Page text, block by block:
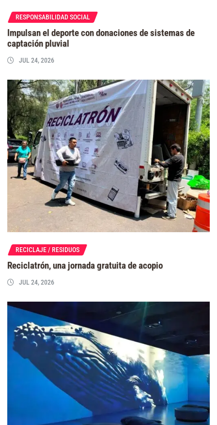
RESPONSABILIDAD SOCIAL
Impulsan el deporte con donaciones de sistemas de
captación pluvial
JUL 24, 2026
RECICLAJE / RESIDUOS
Reciclatrón, una jornada gratuita de acopio
JUL 24, 2026